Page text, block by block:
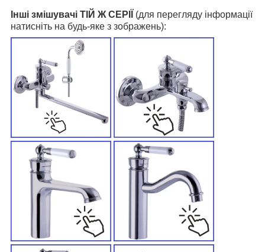
Інші змішувачі ТІЙ Ж СЕРІЇ (для перегляду інформації
натисніть на будь-яке з зображень):